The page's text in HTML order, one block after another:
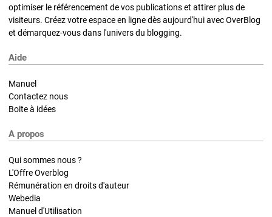
optimiser le référencement de vos publications et attirer plus de
visiteurs. Créez votre espace en ligne dès aujourd'hui avec OverBlog
et démarquez-vous dans l'univers du blogging.
Aide
Manuel
Contactez nous
Boite à idées
A propos
Qui sommes nous ?
L'Offre Overblog
Rémunération en droits d'auteur
Webedia
Manuel d'Utilisation